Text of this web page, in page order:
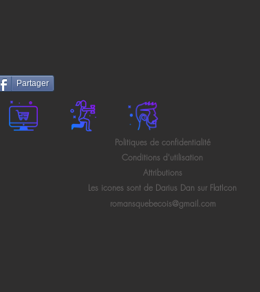
Partager
Politiques de confidentialité
Conditions d'utilisation
Attributions
Les icones sont de Darius Dan sur FlatIcon
romansquebecois@gmail.com